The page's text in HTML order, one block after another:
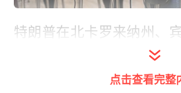
特朗普在北卡罗来纳州、
桑那州和佐治亚州占据优
根州占据优势，二人在内
点击查看完整